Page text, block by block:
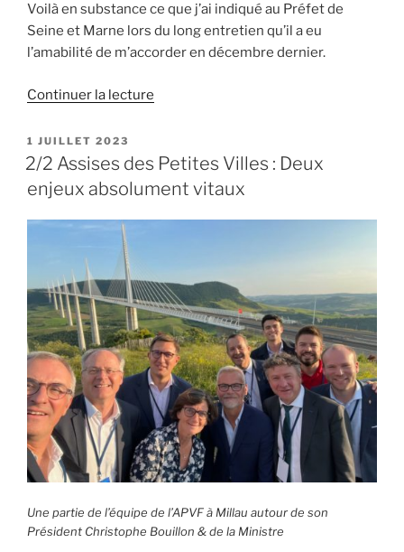
Voilà en substance ce que j’ai indiqué au Préfet de
Seine et Marne lors du long entretien qu’il a eu
l’amabilité de m’accorder en décembre dernier.
Continuer la lecture
« Valorpole »
appel
collective »
PUBLIÉ
LE
1 JUILLET 2023
2/2 Assises des Petites Villes : Deux
enjeux absolument vitaux
Une partie de l’équipe de l’APVF à Millau autour de son
Président Christophe Bouillon & de la Ministre